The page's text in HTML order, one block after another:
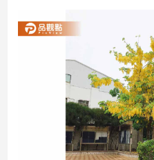
產
經/